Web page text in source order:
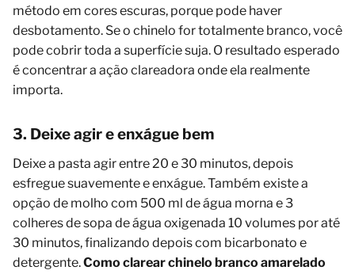
método em cores escuras, porque pode haver
desbotamento. Se o chinelo for totalmente branco, você
pode cobrir toda a superfície suja. O resultado esperado
é concentrar a ação clareadora onde ela realmente
importa.
3. Deixe agir e enxágue bem
Deixe a pasta agir entre 20 e 30 minutos, depois
esfregue suavemente e enxágue. Também existe a
opção de molho com 500 ml de água morna e 3
colheres de sopa de água oxigenada 10 volumes por até
30 minutos, finalizando depois com bicarbonato e
detergente.Como clarear chinelo branco amarelado